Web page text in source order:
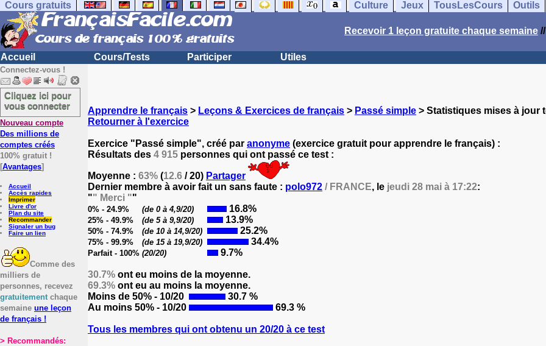
Cours gratuits Culture Jeux TousLesCours Outils
Recevoir 1 leçon gratuite chaque semaine //
Accueil Cours/Tests Participer Utiles
Connectez-vous !
Cliquez ici pour
vous connecter
Nouveau compte
Des millions de
comptes créés
100% gratuit !
[Avantages]
Accueil
Accès rapides
Imprimer
Livre d'or
Plan du site
Recommander
Signaler un bug
Faire un lien
Comme des
milliers de
personnes, recevez
gratuitementchaque
semaine une leçon
de français !
> Recommandés:
Apprendre le français > Leçons & Exercices de français > Passé simple > Statistiques mises à jour
Retourner à l'exercice
Exercice "Passé simple", créé par anonyme (exercice gratuit pour apprendre le français) :
Résultats des 4 915 personnes qui ont passé ce test :
Moyenne : 63% (12.6 / 20) Partager
Dernier membre à avoir fait un sans faute : polo972 / FRANCE, le jeudi 28 mai à 17:22:
"" Merci ""
0% - 24.9% (de 0 à 4,9/20) 16.8%
25% - 49.9% (de 5 à 9,9/20) 13.9%
50% - 74.9% (de 10 à 14,9/20) 25.2%
75% - 99.9% (de 15 à 19,9/20) 34.4%
Parfait - 100% (20/20) 9.7%
30.7% ont eu moins de la moyenne.
69.3% ont eu au moins la moyenne.
Moins de 50% - 10/20
30.7 %
Au moins 50% - 10/20
69.3 %
Tous les membres qui ont obtenu un 20/20 à ce test